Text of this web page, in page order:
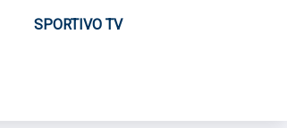
SPORTIVO TV